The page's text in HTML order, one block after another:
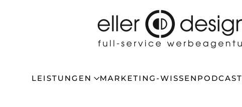
LEISTUNGEN MARKETING-WISSEN PODCAST